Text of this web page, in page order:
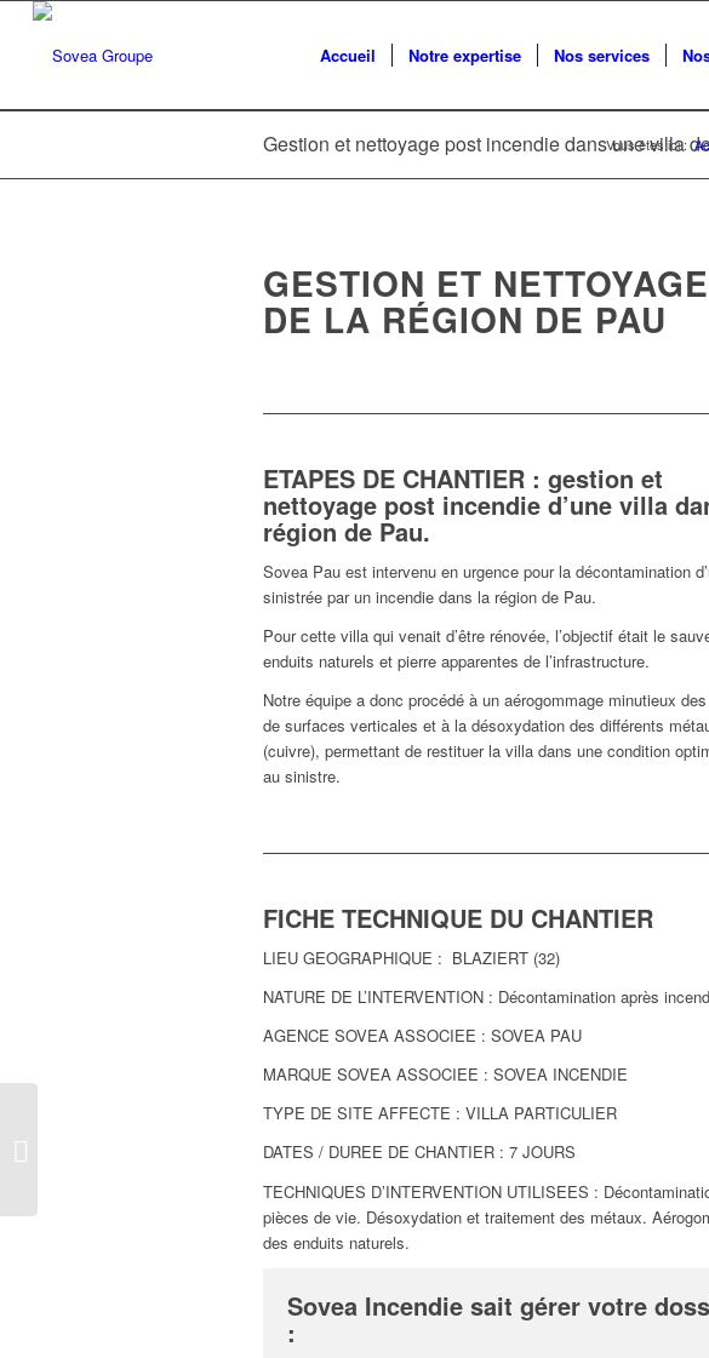
Accueil Notre expertise Nos services
Gestion et nettoyage post incendie dans une villa
Vous êtes ici :
GESTION ET
DE LA RÉGION DE PAU
ETAPES DE CHANTIER : gestion et
nettoyage post incendie d’une villa
région de Pau.
Sovea Pau est intervenu en urgence pour la décontamination
sinistrée par un incendie dans la région de Pau.
Pour cette villa qui venait d’être rénovée, l’objectif était le
enduits naturels et pierre apparentes de l’infrastructure.
Notre équipe a donc procédé à un aérogommage minutieux
de surfaces verticales et à la désoxydation des différents
(cuivre), permettant de restituer la villa dans une condition
au sinistre.
FICHE TECHNIQUE DU CHANTIER
LIEU GEOGRAPHIQUE : BLAZIERT (32)
NATURE DE L’INTERVENTION : Décontamination après
AGENCE SOVEA ASSOCIEE : SOVEA PAU
MARQUE SOVEA ASSOCIEE : SOVEA INCENDIE
TYPE DE SITE AFFECTE : VILLA PARTICULIER
DATES / DUREE DE CHANTIER : 7 JOURS
TECHNIQUES D’INTERVENTION UTILISEES :
pièces de vie. Désoxydation et traitement des métaux.
des enduits naturels.
Sovea Incendie sait gérer votre
: